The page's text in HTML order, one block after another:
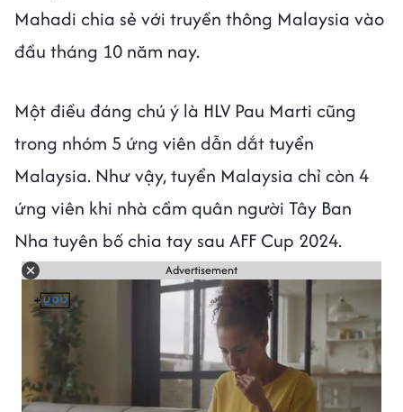
Mahadi chia sẻ với truyền thông Malaysia vào
đầu tháng 10 năm nay.
Một điều đáng chú ý là HLV Pau Marti cũng
trong nhóm 5 ứng viên dẫn dắt tuyển
Malaysia. Như vậy, tuyển Malaysia chỉ còn 4
ứng viên khi nhà cầm quân người Tây Ban
Nha tuyên bố chia tay sau AFF Cup 2024.
Advertisement